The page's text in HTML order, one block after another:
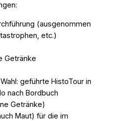
(ausgenommen
etc.)
Getränke
geführte HistoTour in
nach Bordbuch
Getränke)
Maut) für die im